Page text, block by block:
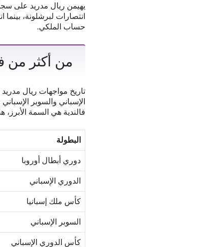
انتصارات لبرشلونة، بينما
حساب الملكي.
من أكثر من
تاريخ مواجهات ريال
الإسباني والسوبر
فالندية هي السمة
البطولة
دوري أبطال أوروبا
الدوري الإسباني
كأس ملك إسبانيا
السوبر الإسباني
كأس الدوري الإسباني